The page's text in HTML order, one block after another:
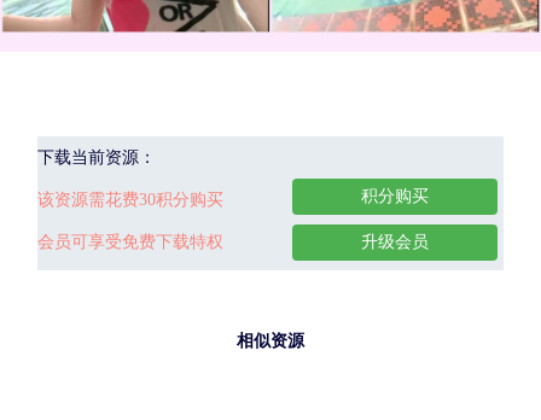
下载当前资源：
该资源需花费30积分购买
会员可享受免费下载特权
积分购买
升级会员
相似资源